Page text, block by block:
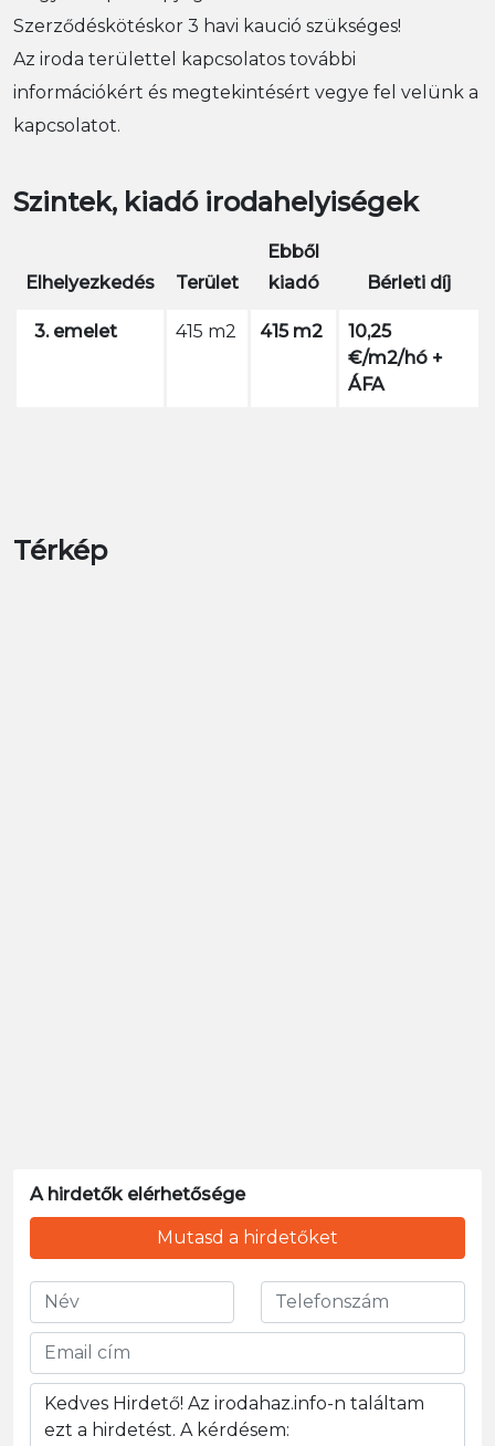
Szerződéskötéskor 3 havi kaució szükséges!
Az iroda területtel kapcsolatos további
információkért és megtekintésért vegye fel velünk a
kapcsolatot.
Szintek, kiadó irodahelyiségek
Elhelyezkedés Terület
Ebből
kiadó
Bérleti díj
3. emelet 415 m2 415 m2
10,25
€/m2/hó +
ÁFA
Térkép
A hirdetők elérhetősége
Mutasd a hirdetőket